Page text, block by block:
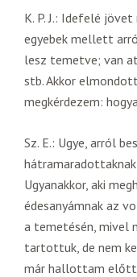
K. P. J.: Idefelé
egyebek mellett
lesz temetve; van
stb. Akkor
megkérdezem:
Sz. E.: Ugye, arról
Ugyanakkor, aki
édesanyámnak az
a temetésén, mivel
tartottuk, de nem
már hallottam